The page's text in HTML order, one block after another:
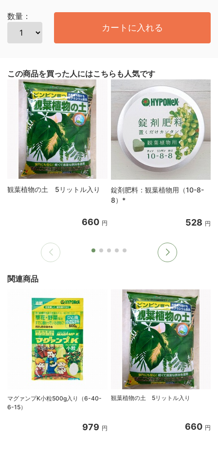
数量：
カートに入れる
この商品を買った人にはこちらも人気です
観葉植物の土 5リットル入り
660 円
錠剤肥料：観葉植物用（10-8-
8）*
528 円
関連商品
マグァンプK小粒500g入り（6-40-
6-15）
979 円
観葉植物の土 5リットル入り
660 円